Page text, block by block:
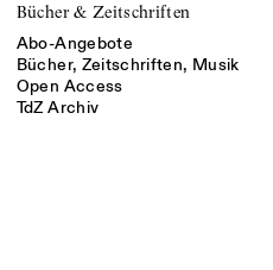
Bücher & Zeitschriften
Abo-Angebote
Bücher, Zeitschriften, Musik
Open Access
TdZ Archiv